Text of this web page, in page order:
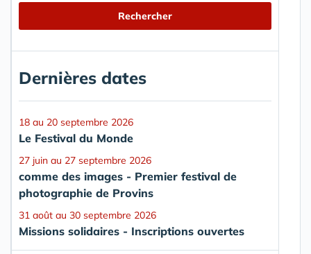
Dernières dates
18 au 20 septembre 2026
Le Festival du Monde
27 juin au 27 septembre 2026
comme des images - Premier festival de
photographie de Provins
31 août au 30 septembre 2026
Missions solidaires - Inscriptions ouvertes